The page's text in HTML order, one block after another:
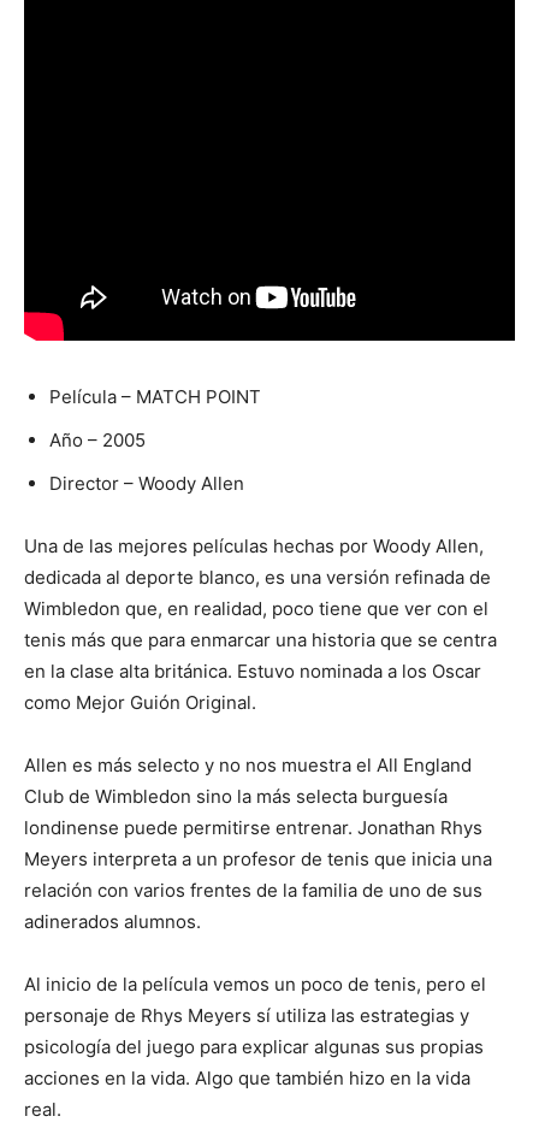
Película – MATCH POINT
Año – 2005
Director – Woody Allen
Una de las mejores películas hechas por Woody Allen,
dedicada al deporte blanco, es una versión refinada de
Wimbledon que, en realidad, poco tiene que ver con el
tenis más que para enmarcar una historia que se centra
en la clase alta británica. Estuvo nominada a los Oscar
como Mejor Guión Original.
Allen es más selecto y no nos muestra el All England
Club de Wimbledon sino la más selecta burguesía
londinense puede permitirse entrenar. Jonathan Rhys
Meyers interpreta a un profesor de tenis que inicia una
relación con varios frentes de la familia de uno de sus
adinerados alumnos.
Al inicio de la película vemos un poco de tenis, pero el
personaje de Rhys Meyers sí utiliza las estrategias y
psicología del juego para explicar algunas sus propias
acciones en la vida. Algo que también hizo en la vida
real.